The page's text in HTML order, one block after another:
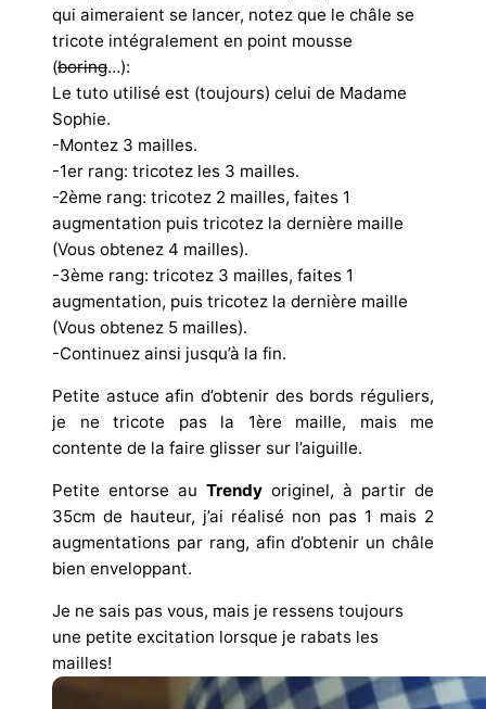
qui aimeraient se lancer, notez que le châle se
tricote intégralement en point mousse
(boring…):
Le tuto utilisé est (toujours) celui de Madame
Sophie.
-Montez 3 mailles.
-1er rang: tricotez les 3 mailles.
-2ème rang: tricotez 2 mailles, faites 1
augmentation puis tricotez la dernière maille
(Vous obtenez 4 mailles).
-3ème rang: tricotez 3 mailles, faites 1
augmentation, puis tricotez la dernière maille
(Vous obtenez 5 mailles).
-Continuez ainsi jusqu’à la fin.
Petite astuce afin d’obtenir des bords réguliers,
je ne tricote pas la 1ère maille, mais me
contente de la faire glisser sur l’aiguille.
Petite entorse au Trendy originel, à partir de
35cm de hauteur, j’ai réalisé non pas 1 mais 2
augmentations par rang, afin d’obtenir un châle
bien enveloppant.
Je ne sais pas vous, mais je ressens toujours
une petite excitation lorsque je rabats les
mailles!